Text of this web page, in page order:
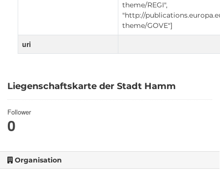
Liegenschaftskarte der Stadt Hamm
Follower
0
Organisation
theme/REGI",
"http://
theme/GOVE"]
uri